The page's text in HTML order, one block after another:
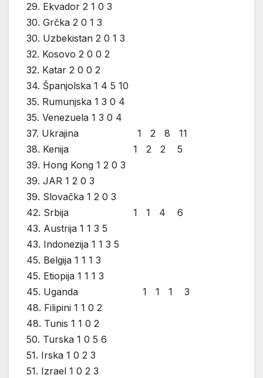
29. Ekvador 2 1 0 3
30. Grčka 2 0 1 3
30. Uzbekistan 2 0 1 3
32. Kosovo 2 0 0 2
32. Katar 2 0 0 2
34. Španjolska 1 4 5 10
35. Rumunjska 1 3 0 4
35. Venezuela 1 3 0 4
37. Ukrajina 1 2 8 11
38. Kenija 1 2 2 5
39. Hong Kong 1 2 0 3
39. JAR 1 2 0 3
39. Slovačka 1 2 0 3
42. Srbija 1 1 4 6
43. Austrija 1 1 3 5
43. Indonezija 1 1 3 5
45. Belgija 1 1 1 3
45. Etiopija 1 1 1 3
45. Uganda 1 1 1 3
48. Filipini 1 1 0 2
48. Tunis 1 1 0 2
50. Turska 1 0 5 6
51. Irska 1 0 2 3
51. Izrael 1 0 2 3